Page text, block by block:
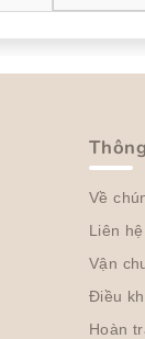
Về
Liên hệ
Vận
Điều
Hoàn